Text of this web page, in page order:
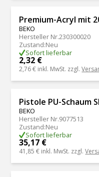
Premium-Acryl mit
BEKO
Hersteller Nr.230300020
Zustand:Neu
Sofort lieferbar
2,32 €
2,76 € inkl. MwSt. zzgl.
Pistole PU-Schaum
BEKO
Hersteller Nr.9077513
Zustand:Neu
Sofort lieferbar
35,17 €
41,85 € inkl. MwSt. zzgl.